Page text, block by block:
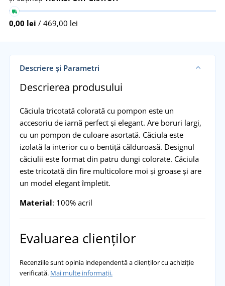
0,00 lei / 469,00 lei
Descriere și Parametri
Descrierea produsului
Căciula tricotată colorată cu pompon este un
accesoriu de iarnă perfect și elegant. Are boruri largi,
cu un pompon de culoare asortată. Căciula este
izolată la interior cu o bentiță călduroasă. Designul
căciulii este format din patru dungi colorate. Căciula
este tricotată din fire multicolore moi și groase și are
un model elegant împletit.
Material: 100% acril
Evaluarea clienților
Recenziile sunt opinia independentă a clienților cu achiziție
verificată. Mai multe informații.